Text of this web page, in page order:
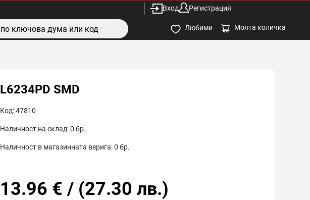
Вход Регистрация
Любими Моята количка
L6234PD SMD
Код:47810
Наличност на склад:0 бр.
Наличност в магазинната верига:0 бр.
13.96 € / (27.30 лв.)